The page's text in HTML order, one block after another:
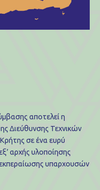
αποτελεί η
∆ιεύθυνσης Τεχνικών
σε ένα ευρύ
αρχής υλοποίησης
υπαρχουσών